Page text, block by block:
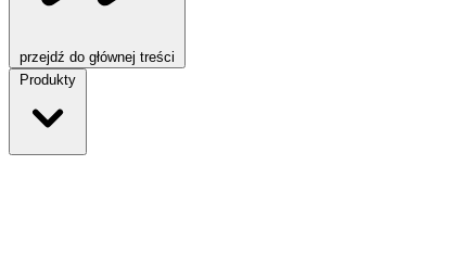
przejdź do głównej treści
Produkty